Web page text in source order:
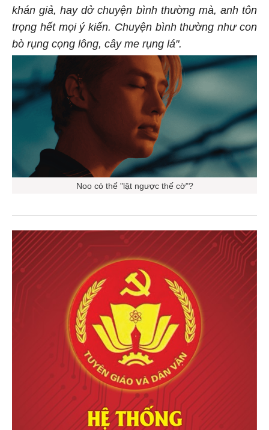
khán giả, hay dở chuyện bình thường mà, anh tôn
trọng hết mọi ý kiến. Chuyện bình thường như con
bò rụng cọng lông, cây me rụng lá".
Noo có thể "lật ngược thế cờ"?